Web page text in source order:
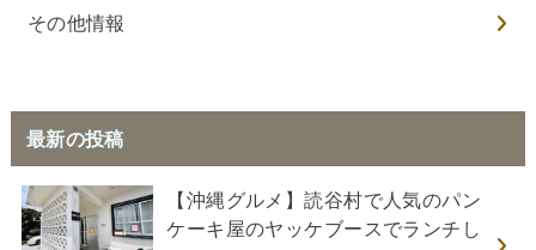
その他情報
最新の投稿
【沖縄グルメ】読谷村で人気のパン
ケーキ屋のヤッケブースでランチし